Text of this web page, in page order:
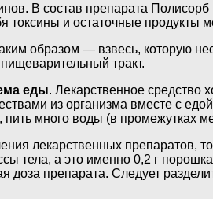
В состав препарата
токсины и остаточные продукты
образом — взвесь, которую
тракт.
еды. Лекарственное средство
из организма вместе с
много воды (в промежутках
лекарственных
тела, а это именно 0,2 г
доза препарата. Следует